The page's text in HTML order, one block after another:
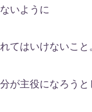
いように
てはいけないこと。
が主役になろうと